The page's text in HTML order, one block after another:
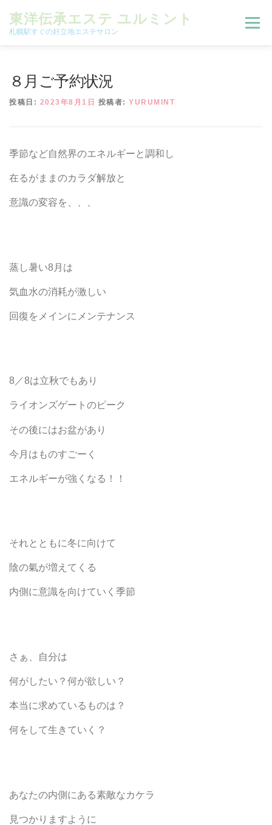
東洋伝承エステ ユルミント
札幌駅すぐの好立地エステサロン
メニュー
オンラインメニュー アクセス よくある質問
SNS お客様の声
８月ご予約状況
投稿日: 2023年8月1日 投稿者: YURUMINT
季節など自然界のエネルギーと調和し
在るがままのカラダ解放と
意識の変容を、、、
蒸し暑い8月は
気血水の消耗が激しい
回復をメインにメンテナンス
8／8は立秋でもあり
ライオンズゲートのピーク
その後にはお盆があり
今月はものすごーく
エネルギーが強くなる！！
それとともに冬に向けて
陰の氣が増えてくる
内側に意識を向けていく季節
さぁ、自分は
何がしたい？何が欲しい？
本当に求めているものは？
何をして生きていく？
あなたの内側にある素敵なカケラ
見つかりますように